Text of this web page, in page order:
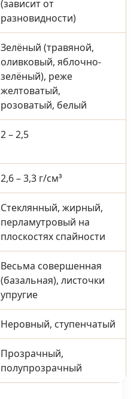
(зависит от
разновидности)
Зелёный (травяной,
оливковый, яблочно-
зелёный), реже
желтоватый,
розоватый, белый
2 – 2,5
2,6 – 3,3 г/см³
Стеклянный, жирный,
перламутровый на
плоскостях спайности
Весьма совершенная
(базальная), листочки
упругие
Неровный, ступенчатый
Прозрачный,
полупрозрачный